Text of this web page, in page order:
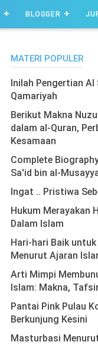
BLOGGER
MATERI POPULER
Inilah Pengertian Al
Qamariyah
Berikut Makna
dalam al-Quran,
Kesamaan
Complete
Sa'id bin al-
Ingat .. Pristiwa
Hukum Merayakan
Dalam Islam
Hari-hari Baik
Menurut Ajaran
Arti Mimpi
Islam: Makna,
Pantai Pink Pulau
Berkunjung Kesini
Masturbasi